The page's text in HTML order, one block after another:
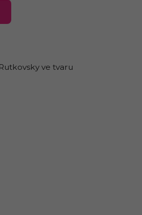
ve tvaru